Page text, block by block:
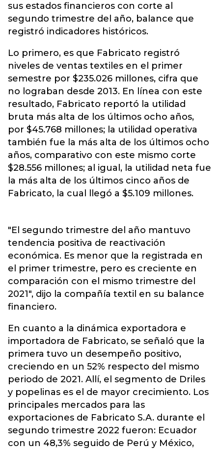
sus estados financieros con corte al
segundo trimestre del año, balance que
registró indicadores históricos.
Lo primero, es que Fabricato registró
niveles de ventas textiles en el primer
semestre por $235.026 millones, cifra que
no lograban desde 2013. En línea con este
resultado, Fabricato reportó la utilidad
bruta más alta de los últimos ocho años,
por $45.768 millones; la utilidad operativa
también fue la más alta de los últimos ocho
años, comparativo con este mismo corte
$28.556 millones; al igual, la utilidad neta fue
la más alta de los últimos cinco años de
Fabricato, la cual llegó a $5.109 millones.
"El segundo trimestre del año mantuvo
tendencia positiva de reactivación
económica. Es menor que la registrada en
el primer trimestre, pero es creciente en
comparación con el mismo trimestre del
2021", dijo la compañía textil en su balance
financiero.
En cuanto a la dinámica exportadora e
importadora de Fabricato, se señaló que la
primera tuvo un desempeño positivo,
creciendo en un 52% respecto del mismo
periodo de 2021. Allí, el segmento de Driles
y popelinas es el de mayor crecimiento. Los
principales mercados para las
exportaciones de Fabricato S.A. durante el
segundo trimestre 2022 fueron: Ecuador
con un 48,3% seguido de Perú y México,